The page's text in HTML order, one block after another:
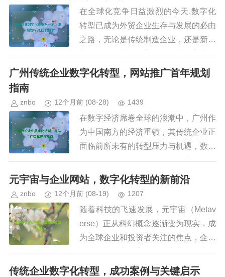
在全球化竞争日益激烈的今天,数字化
转型已成为外贸企业生存与发展的必由
之路，无论是传统制造企业，还是新兴
贸易公司，都面临着如何借助数字力量
拓展市场、提升品牌、优化服务的挑
广州传统企业数字化转型，网站推广首年规划
指南
znbo 12个月前 (08-28) 1439
在数字经济席卷全球的浪潮中，广州作
为中国南方的经济重镇，其传统企业正
面临前所未有的转型压力与机遇，数字
化转型已不再是选择题，而是生存题，
对于许多传统企业而言，网站不仅是数
元宇宙与企业网站，数字化转型的新前沿
znbo 12个月前 (08-19) 1207
随着科技的飞速发展，元宇宙（Metav
erse）正从科幻概念逐渐变为现实，成
为全球企业和投资者关注的焦点，企业
网站作为企业数字化的核心载体，也在
经历前所未有的变革，元宇宙不仅改变
传统企业数字化转型，成功案例与关键启示